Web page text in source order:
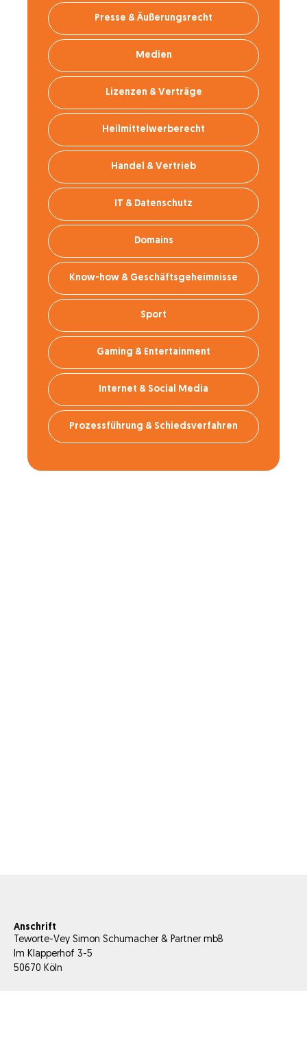
Presse & Äußerungsrecht
Medien
Lizenzen & Verträge
Heilmittelwerberecht
Handel & Vertrieb
IT & Datenschutz
Domains
Know-how & Geschäftsgeheimnisse
Sport
Gaming & Entertainment
Internet & Social Media
Prozessführung & Schiedsverfahren
Anschrift
Teworte-Vey Simon Schumacher & Partner mbB
Im Klapperhof 3-5
50670 Köln